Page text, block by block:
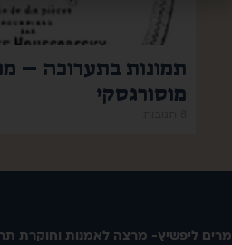
תמונות בתערוכה –
מוסורגסקי
מרים ליפשיץ- מרצה לאמנות וחוקרת